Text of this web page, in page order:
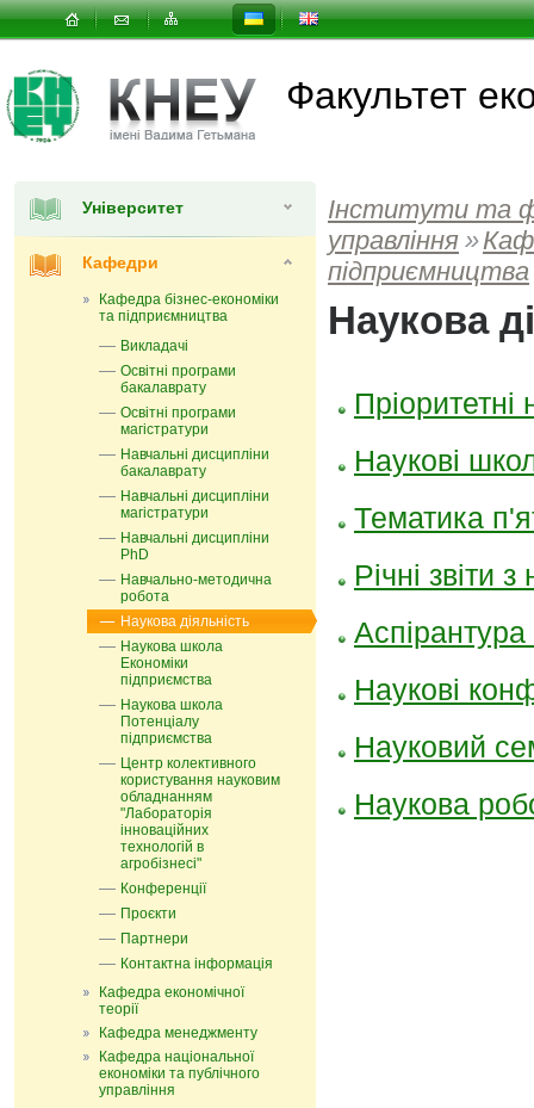
Факультет
Університет
Кафедри
Кафедра бізнес-економіки
та підприємництва
Викладачі
Освітні програми
бакалаврату
Освітні програми
магістратури
Навчальні дисципліни
бакалаврату
Навчальні дисципліни
магістратури
Навчальні дисципліни
PhD
Навчально-методична
робота
Наукова діяльність
Наукова школа
Економіки
підприємства
Наукова школа
Потенціалу
підприємства
Центр колективного
користування науковим
обладнанням
"Лабораторія
інноваційних
технологій в
агробізнесі"
Конференції
Проєкти
Партнери
Контактна інформація
Кафедра економічної
теорії
Кафедра менеджменту
Кафедра національної
економіки та публічного
управління
Інститути та
управлiння »
підприємництва
Наукова
Наукові
Тематика
Річні звіти
Наукові
Науковий
Наукова